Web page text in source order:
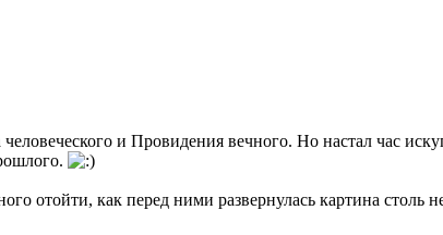
человеческого и Провидения вечного. Но настал час
отойти, как перед ними развернулась картина столь